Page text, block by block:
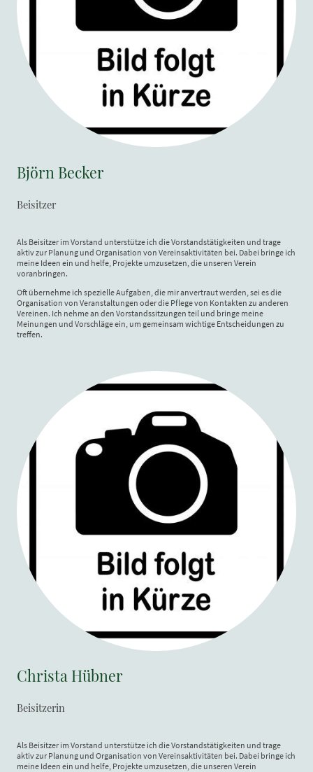
Björn Becker
Beisitzer
Als Beisitzer im Vorstand unterstütze ich die Vorstandstätigkeiten und trage
aktiv zur Planung und Organisation von Vereinsaktivitäten bei. Dabei bringe ich
meine Ideen ein und helfe, Projekte umzusetzen, die unseren Verein
voranbringen.
Oft übernehme ich spezielle Aufgaben, die mir anvertraut werden, sei es die
Organisation von Veranstaltungen oder die Pflege von Kontakten zu anderen
Vereinen. Ich nehme an den Vorstandssitzungen teil und bringe meine
Meinungen und Vorschläge ein, um gemeinsam wichtige Entscheidungen zu
treffen.
Christa Hübner
Beisitzerin
Als Beisitzer im Vorstand unterstütze ich die Vorstandstätigkeiten und trage
aktiv zur Planung und Organisation von Vereinsaktivitäten bei. Dabei bringe ich
meine Ideen ein und helfe, Projekte umzusetzen, die unseren Verein